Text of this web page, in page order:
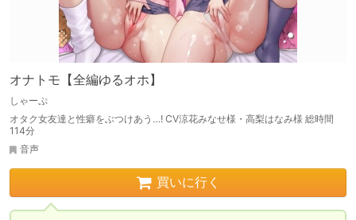
オナトモ【全編ゆるオホ】
しゃーぷ
オタク女友達と性癖をぶつけあう…! CV涼花みなせ様・高梨はなみ様 総時間
114分
音声
買いに行く